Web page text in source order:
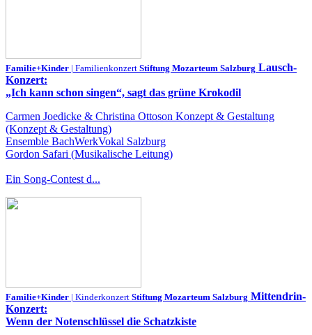
Familie+Kinder | Familienkonzert Stiftung Mozarteum Salzburg Lausch-
Konzert:
„Ich kann schon singen“, sagt das grüne Krokodil
Carmen Joedicke & Christina Ottoson Konzept & Gestaltung
(Konzept & Gestaltung)
Ensemble BachWerkVokal Salzburg
Gordon Safari (Musikalische Leitung)
Ein Song-Contest d...
Familie+Kinder | Kinderkonzert Stiftung Mozarteum Salzburg Mittendrin-
Konzert:
Wenn der Notenschlüssel die Schatzkiste